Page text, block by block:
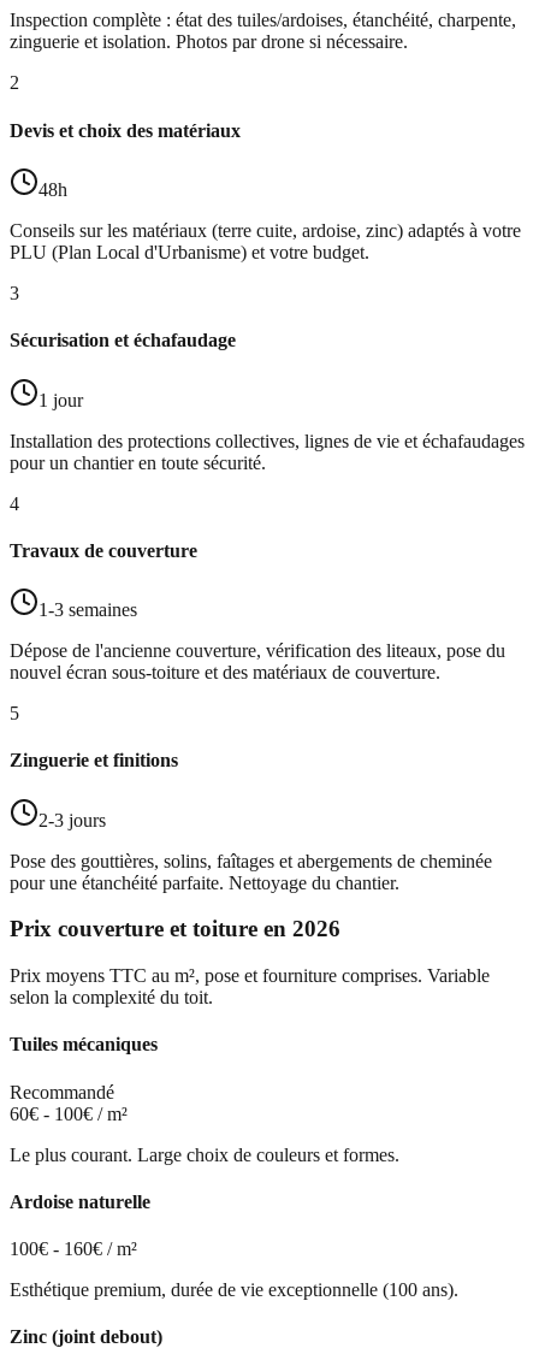
Inspection complète : état des tuiles/ardoises, étanchéité, charpente,
zinguerie et isolation. Photos par drone si nécessaire.
2
Devis et choix des matériaux
48h
Conseils sur les matériaux (terre cuite, ardoise, zinc) adaptés à votre
PLU (Plan Local d'Urbanisme) et votre budget.
3
Sécurisation et échafaudage
1 jour
Installation des protections collectives, lignes de vie et échafaudages
pour un chantier en toute sécurité.
4
Travaux de couverture
1-3 semaines
Dépose de l'ancienne couverture, vérification des liteaux, pose du
nouvel écran sous-toiture et des matériaux de couverture.
5
Zinguerie et finitions
2-3 jours
Pose des gouttières, solins, faîtages et abergements de cheminée
pour une étanchéité parfaite. Nettoyage du chantier.
Prix couverture et toiture en 2026
Prix moyens TTC au m², pose et fourniture comprises. Variable
selon la complexité du toit.
Tuiles mécaniques
Recommandé
60€ - 100€ / m²
Le plus courant. Large choix de couleurs et formes.
Ardoise naturelle
100€ - 160€ / m²
Esthétique premium, durée de vie exceptionnelle (100 ans).
Zinc (joint debout)